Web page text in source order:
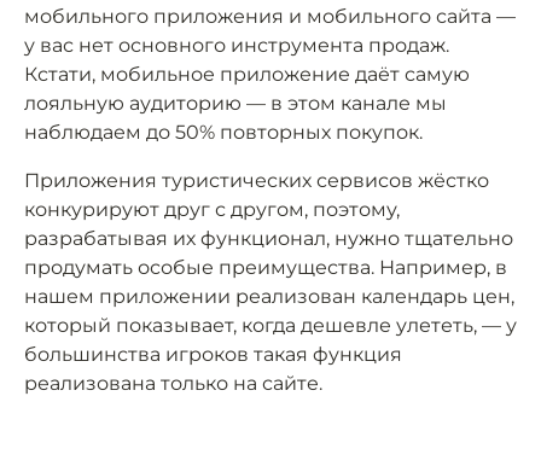
мобильного приложения и мобильного сайта —
у вас нет основного инструмента продаж.
Кстати, мобильное приложение даёт самую
лояльную аудиторию — в этом канале мы
наблюдаем до 50% повторных покупок.
Приложения туристических сервисов жёстко
конкурируют друг с другом, поэтому,
разрабатывая их функционал, нужно тщательно
продумать особые преимущества. Например, в
нашем приложении реализован календарь цен,
который показывает, когда дешевле улететь, — у
большинства игроков такая функция
реализована только на сайте.